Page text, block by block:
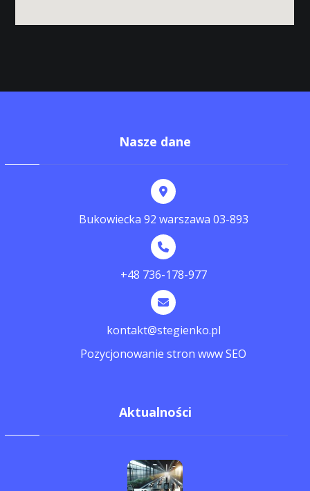
Nasze dane
Bukowiecka 92 warszawa 03-893
+48 736-178-977
kontakt@stegienko.pl
Pozycjonowanie stron www SEO
Aktualności